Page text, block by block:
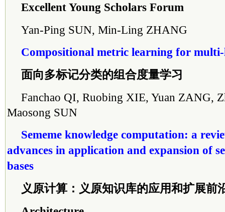
Excellent Young Scholars Forum
Yan-Ping SUN, Min-Ling ZHANG
Compositional metric learning for
面向多标记分类的组合度量学习
Fanchao QI, Ruobing XIE, Yuan ZANG,
Maosong SUN
Sememe knowledge computation: a
advances in application and expansion of
bases
义原计算：义原知识库的应用和扩展前